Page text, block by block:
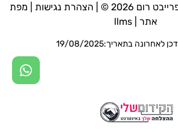
רום 2026 © | הצהרת נגישות
מפת
אתר |
llms
לאחרונה בתאריך:19/08/2025